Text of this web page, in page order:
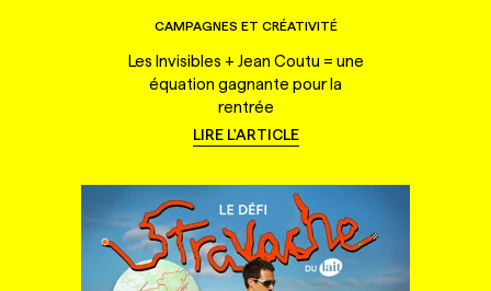
CAMPAGNES ET CRÉATIVITÉ
Les Invisibles + Jean Coutu = une
équation gagnante pour la
rentrée
LIRE L'ARTICLE